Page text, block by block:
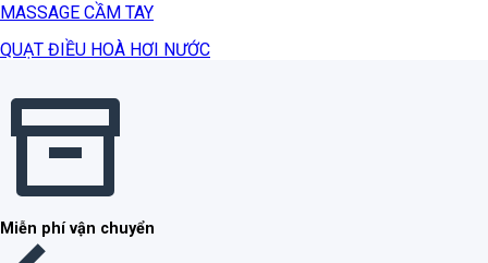
MASSAGE CẦM TAY
QUẠT ĐIỀU HOÀ HƠI NƯỚC
Miễn phí vận chuyển